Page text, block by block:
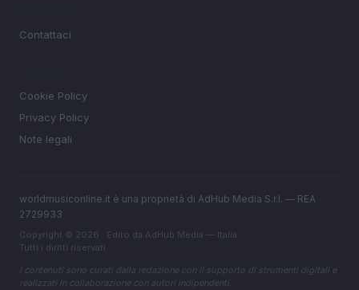
Contattaci
Cookie Policy
Privacy Policy
Note legali
worldmusiconline.it è una proprietà di AdHub Media S.r.l. — REA
2729933
Copyright © 2026 · Edito da AdHub Media — Italia
Tutti i diritti riservati
I contenuti sono curati dalla redazione con il supporto di strumenti digitali e
realizzati in collaborazione con autori indipendenti.